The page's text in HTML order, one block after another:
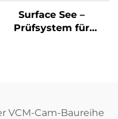
Surface See –
Prüfsystem für
VCM-Cam-Baureihe